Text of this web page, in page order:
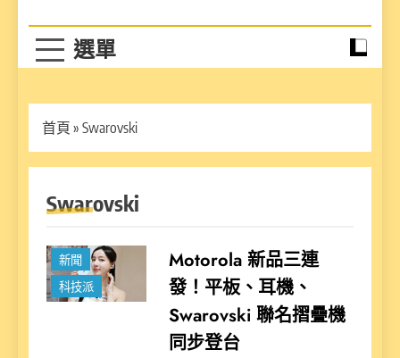
首頁 » Swarovski
Swarovski
新聞
科技派
Motorola 新品三連
發！平板、耳機、
Swarovski 聯名摺疊機
同步登台